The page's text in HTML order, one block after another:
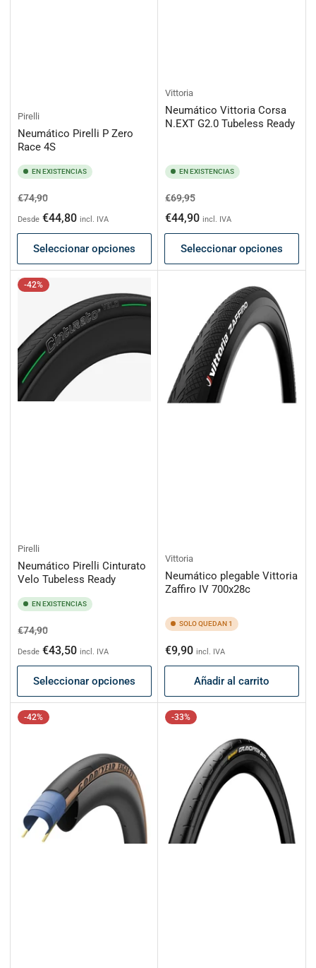
Pirelli
Neumático Pirelli P Zero
Race 4S
EN EXISTENCIAS
Precio
habitual
€74,90Precio
de
oferta
Desde €44,80 incl. IVA
Seleccionar opciones
Vittoria
Neumático Vittoria Corsa
N.EXT G2.0 Tubeless Ready
EN EXISTENCIAS
Precio
habitual
€69,95Precio
de
oferta
€44,90 incl. IVA
Seleccionar opciones
-42%
Pirelli
Neumático Pirelli Cinturato
Velo Tubeless Ready
EN EXISTENCIAS
Precio
habitual
€74,90Precio
de
oferta
Desde €43,50 incl. IVA
Seleccionar opciones
Vittoria
Neumático plegable Vittoria
Zaffiro IV 700x28c
SOLO QUEDAN 1
Precio
habitual
€9,90 incl. IVA
Añadir al carrito
-42% -33%